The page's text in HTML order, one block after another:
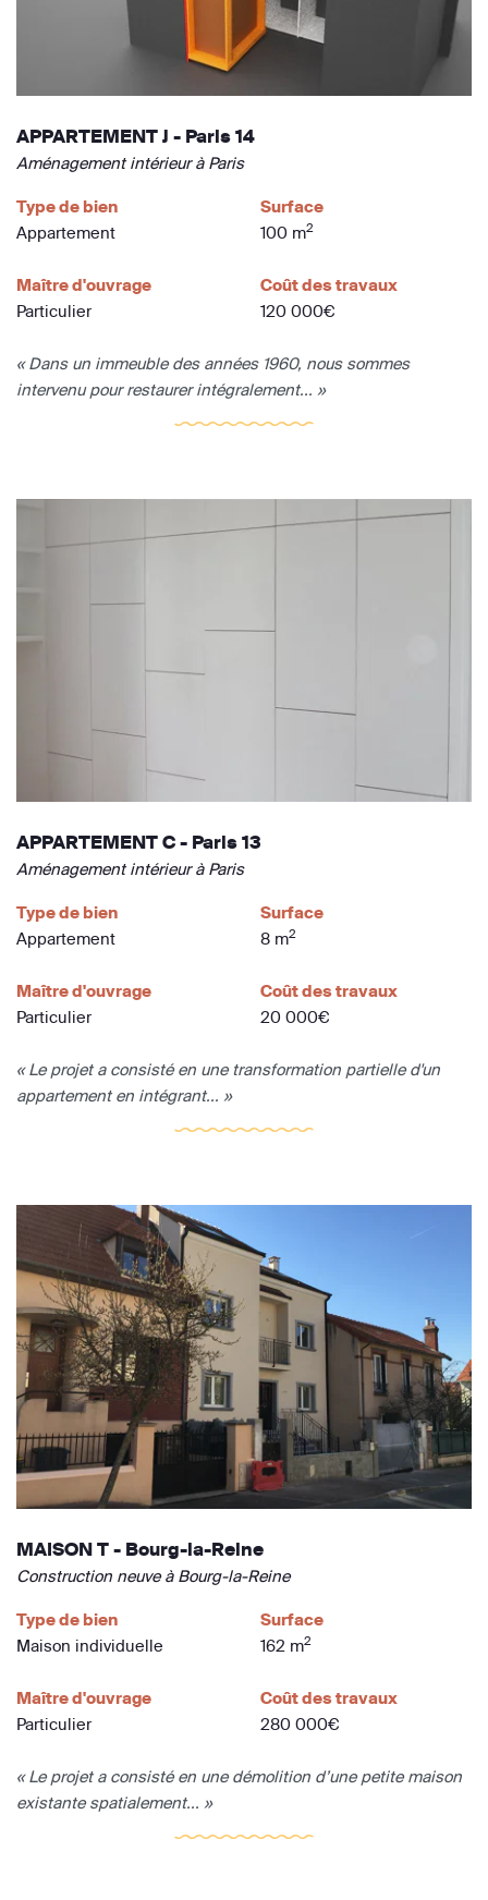
APPARTEMENT J - Paris 14
Aménagement intérieur à Paris
Type de bien
Appartement
Surface
100 m2
Maître d'ouvrage
Particulier
Coût des travaux
120 000€
« Dans un immeuble des années 1960, nous sommes
intervenu pour restaurer intégralement... »
APPARTEMENT C - Paris 13
Aménagement intérieur à Paris
Type de bien
Appartement
Surface
8 m2
Maître d'ouvrage
Particulier
Coût des travaux
20 000€
« Le projet a consisté en une transformation partielle d'un
appartement en intégrant... »
MAISON T - Bourg-la-Reine
Construction neuve à Bourg-la-Reine
Type de bien
Maison individuelle
Surface
162 m2
Maître d'ouvrage
Particulier
Coût des travaux
280 000€
« Le projet a consisté en une démolition d’une petite maison
existante spatialement... »